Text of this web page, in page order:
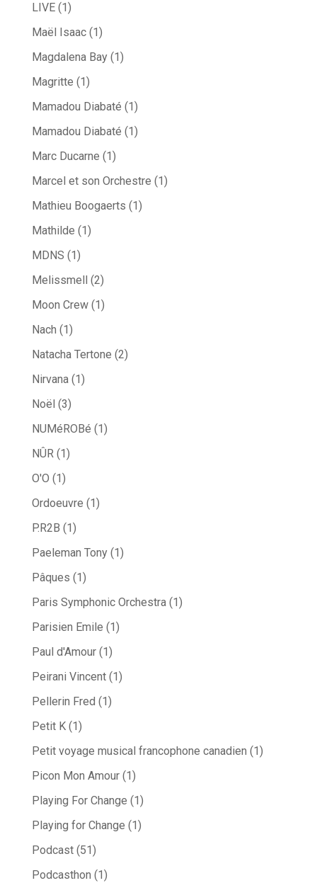
LIVE(1)
Maël Isaac(1)
Magdalena Bay(1)
Magritte (1)
Mamadou Diabaté (1)
Mamadou Diabaté (1)
Marc Ducarne (1)
Marcel et son Orchestre (1)
Mathieu Boogaerts (1)
Mathilde (1)
MDNS (1)
Melissmell
(2)
Moon Crew(1)
Nach (1)
Natacha Tertone (2)
Nirvana(1)
Noël (3)
NUMéROBé (1)
NÛR(1)
O'O (1)
Ordoeuvre (1)
P.R2B (1)
Paeleman Tony(1)
Pâques (1)
Paris Symphonic Orchestra(1)
Parisien Emile (1)
Paul d'Amour(1)
Peirani Vincent(1)
Pellerin Fred (1)
Petit K(1)
Petit voyage musical francophone canadien (1)
Picon Mon Amour(1)
Playing For Change (1)
Playing for Change (1)
Podcast(51)
Podcasthon (1)